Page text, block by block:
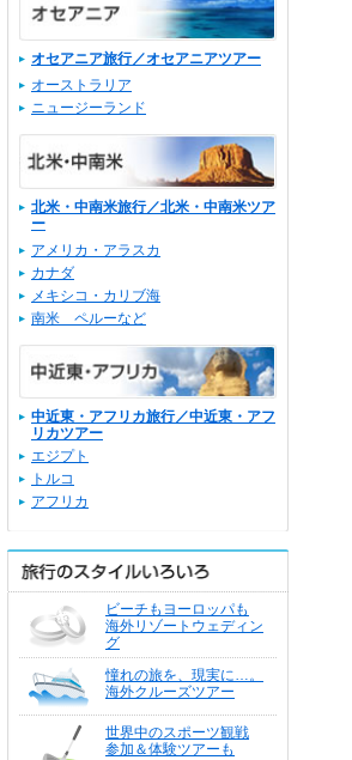
オセアニア旅行／オセアニアツアー
オーストラリア
ニュージーランド
北米・中南米旅行／北米・中南米ツア
ー
アメリカ・アラスカ
カナダ
メキシコ・カリブ海
南米 ペルーなど
中近東・アフリカ旅行／中近東・アフ
リカツアー
エジプト
トルコ
アフリカ
ビーチもヨーロッパも
海外リゾートウェディン
グ
憧れの旅を、現実に…。
海外クルーズツアー
世界中のスポーツ観戦
参加＆体験ツアーも